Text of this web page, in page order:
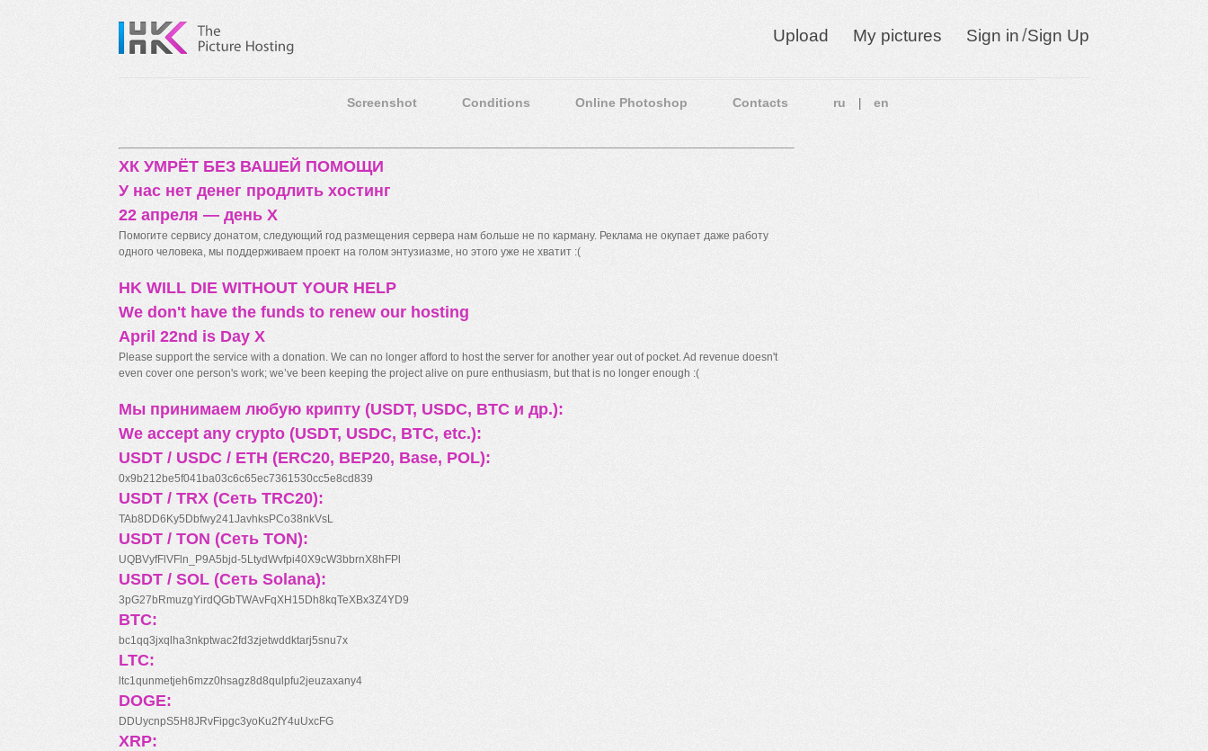
Upload My pictures Sign in/Sign Up
Screenshot Conditions Online Photoshop Contacts ru en
ХК УМРЁТ БЕЗ ВАШЕЙ ПОМОЩИ
У нас нет денег продлить хостинг
22 апреля — день X
Помогите сервису донатом, следующий год размещения сервера нам больше не по карману. Реклама не окупает даже работу
одного человека, мы поддерживаем проект на голом энтузиазме, но этого уже не хватит :(
HK WILL DIE WITHOUT YOUR HELP
We don't have the funds to renew our hosting
April 22nd is Day X
Please support the service with a donation. We can no longer afford to host the server for another year out of pocket. Ad revenue doesn't
even cover one person's work; we’ve been keeping the project alive on pure enthusiasm, but that is no longer enough :(
Мы принимаем любую крипту (USDT, USDC, BTC и др.):
We accept any crypto (USDT, USDC, BTC, etc.):
USDT / USDC / ETH (ERC20, BEP20, Base, POL):
0x9b212be5f041ba03c6c65ec7361530cc5e8cd839
USDT / TRX (Сеть TRC20):
TAb8DD6Ky5Dbfwy241JavhksPCo38nkVsL
USDT / TON (Сеть TON):
UQBVyfFlVFln_P9A5bjd-5LtydWvfpi40X9cW3bbrnX8hFPl
USDT / SOL (Сеть Solana):
3pG27bRmuzgYirdQGbTWAvFqXH15Dh8kqTeXBx3Z4YD9
BTC:
bc1qq3jxqlha3nkptwac2fd3zjetwddktarj5snu7x
LTC:
ltc1qunmetjeh6mzz0hsagz8d8qulpfu2jeuzaxany4
DOGE:
DDUycnpS5H8JRvFipgc3yoKu2fY4uUxcFG
XRP: